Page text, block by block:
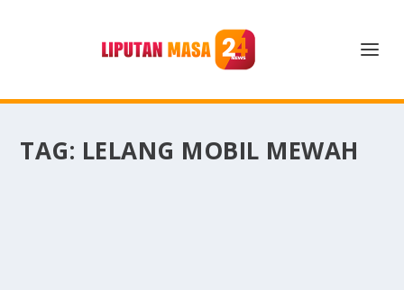
TAG: LELANG MOBIL MEWAH